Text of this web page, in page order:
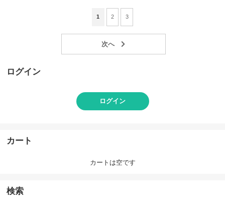
1 2 3
ログイン
ログイン
カート
カートは空です
検索